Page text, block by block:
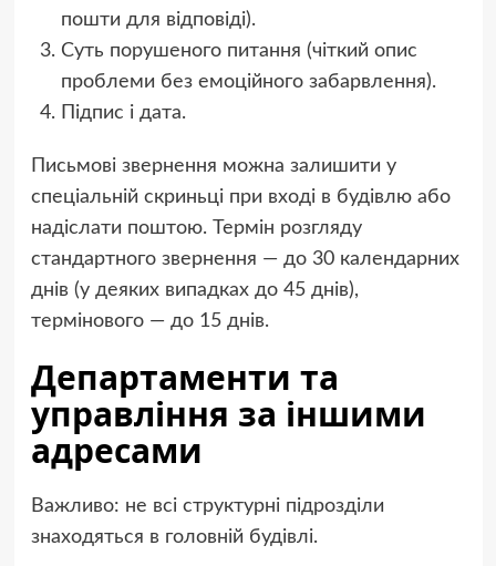
пошти для відповіді).
Суть порушеного питання (чіткий опис
проблеми без емоційного забарвлення).
Підпис і дата.
Письмові звернення можна залишити у
спеціальній скриньці при вході в будівлю або
надіслати поштою. Термін розгляду
стандартного звернення — до 30 календарних
днів (у деяких випадках до 45 днів),
термінового — до 15 днів.
Департаменти та
управління за іншими
адресами
Важливо: не всі структурні підрозділи
знаходяться в головній будівлі.